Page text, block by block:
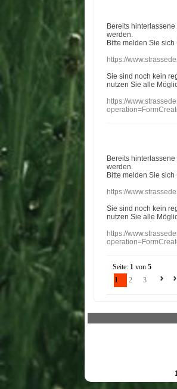
Bereits
werden.
Bitte melden Sie
https://
Sie sind noch kein
nutzen Sie alle
https://
Bereits
werden.
Bitte melden Sie
https://
Sie sind noch kein
nutzen Sie alle
https://
Seite: 1 von5
1
2 3